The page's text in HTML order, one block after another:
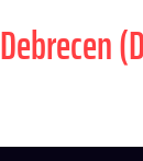
Debrecen